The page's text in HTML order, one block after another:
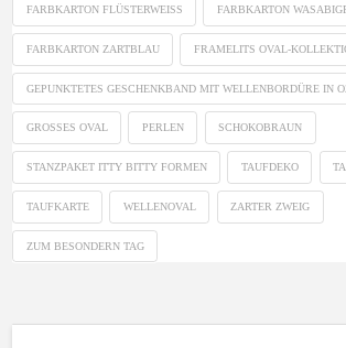
FARBKARTON FLÜSTERWEISS FARBKARTON
FARBKARTON ZARTBLAU FRAMELITS OVAL-
GEPUNKTETES GESCHENKBAND MIT WELLENBORDÜRE IN
GROSSES OVAL PERLEN SCHOKOBRAUN
STANZPAKET ITTY BITTY FORMEN TAUFDEKO
TAUFKARTE WELLENOVAL ZARTER ZWEIG
ZUM BESONDERN TAG